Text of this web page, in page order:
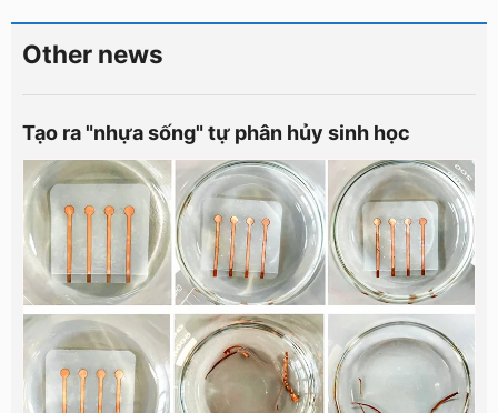
Other news
Tạo ra "nhựa sống" tự phân hủy sinh học